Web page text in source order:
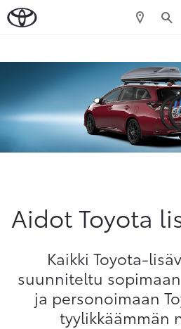
Aidot Toyota
Kaikki Toyota-
suunniteltu
ja personoimaan
tyylikkäämmän